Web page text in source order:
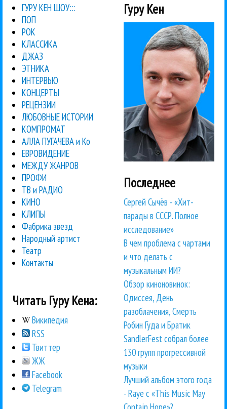
ГУРУ КЕН ШОУ:::
ПОП
РОК
КЛАССИКА
ДЖАЗ
ЭТНИКА
ИНТЕРВЬЮ
КОНЦЕРТЫ
РЕЦЕНЗИИ
ЛЮБОВНЫЕ ИСТОРИИ
КОМПРОМАТ
АЛЛА ПУГАЧЕВА и Ко
ЕВРОВИДЕНИЕ
МЕЖДУ ЖАНРОВ
ПРОФИ
ТВ и РАДИО
КИНО
КЛИПЫ
Фабрика звезд
Народный артист
Театр
Контакты
Читать Гуру Кена:
Википедия
RSS
Твиттер
ЖЖ
Facebook
Telegram
Гуру Кен
Последнее
Сергей Сычёв - «Хит-
парады в СССР. Полное
исследование»
В чем проблема с чартами
и что делать с
музыкальным ИИ?
Обзор киноновинок:
Одиссея, День
разоблачения, Смерть
Робин Гуда и Братик
SandlerFest собрал более
130 групп прогрессивной
музыки
Лучший альбом этого года
- Raye с «This Music May